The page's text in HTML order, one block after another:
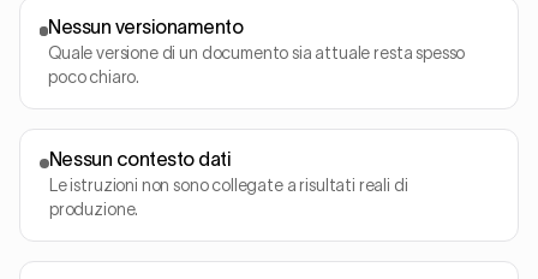
Nessun versionamento
Quale versione di un documento sia attuale resta spesso
poco chiaro.
Nessun contesto dati
Le istruzioni non sono collegate a risultati reali di
produzione.